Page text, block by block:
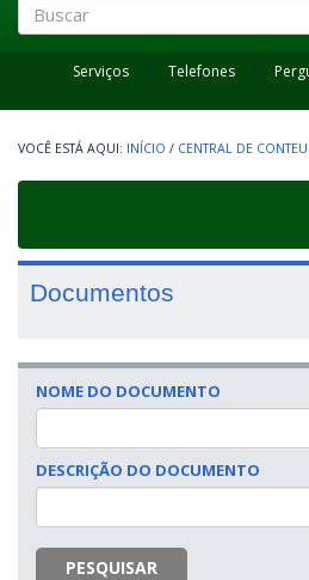
Serviços Telefones
INÍCIO / CENTRAL DE
Documentos
NOME DO DOCUMENTO
DESCRIÇÃO DO DOCUMENTO
PESQUISAR